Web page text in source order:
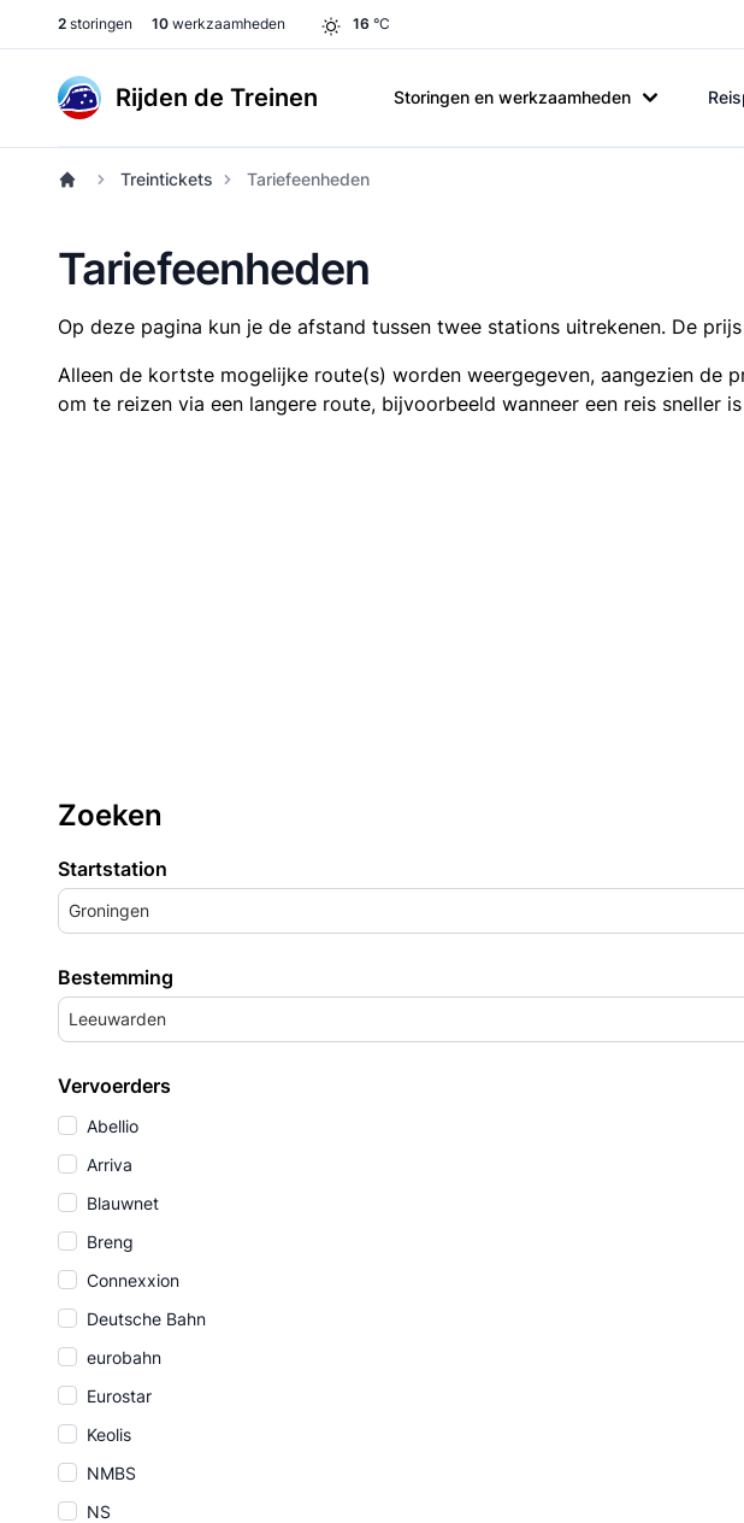
2 storingen 10 werkzaamheden 16 °C
Rijden de Treinen Storingen en werkzaamheden
Treintickets Tariefeenheden
Tariefeenheden
Op deze pagina kun je de afstand tussen twee stations uitrekenen. De
Alleen de kortste mogelijke route(s) worden weergegeven, aangezien
om te reizen via een langere route, bijvoorbeeld wanneer een reis
Zoeken
Startstation
Groningen
Bestemming
Leeuwarden
Vervoerders
Abellio
Arriva
Blauwnet
Breng
Connexxion
Deutsche Bahn
eurobahn
Eurostar
Keolis
NMBS
NS